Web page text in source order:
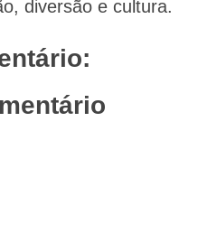
diversão e cultura.